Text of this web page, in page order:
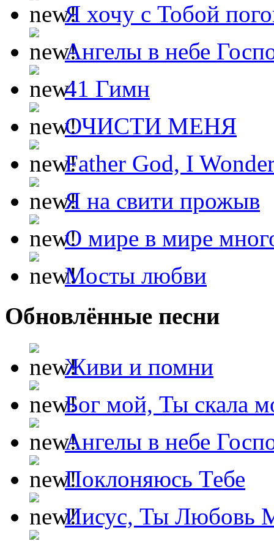
Я хочу с Тобой
Ангелы в небе
41 Гимн
ОЧИСТИ МЕНЯ
Father God, I
Я на свити прожыв
О мире в мире
Мосты любви
Обновлённые песни
Живи и помни
Бог мой, Ты скала
Ангелы в небе
Поклоняюсь Тебе
Иисус, Ты Любовь